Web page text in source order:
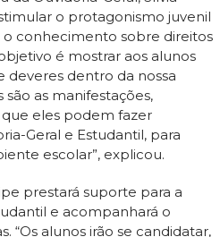
o protagonismo juvenil
o conhecimento sobre direitos
é mostrar aos alunos
deveres dentro da nossa
as manifestações,
eles podem fazer
Geral e Estudantil, para
escolar”, explicou.
prestará suporte para a
e acompanhará o
“Os alunos irão se candidatar,